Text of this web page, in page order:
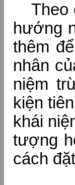
Theo
hướng
thêm
nhân
niệm
kiện
khái
tượng
cách